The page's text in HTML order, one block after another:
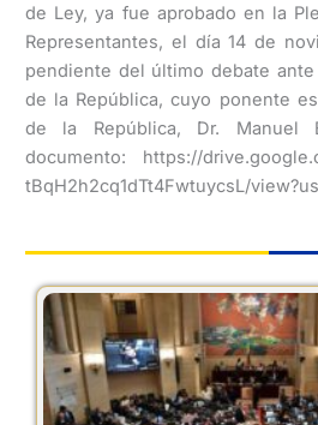
de Ley, ya fue aprobado en la
Representantes, el día 14 de
pendiente del último debate ante
de la República, cuyo ponente
de la República, Dr. Manuel
documento: https://
tBqH2h2cq1dTt4FwtuycsL/